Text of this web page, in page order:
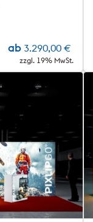
ab 3.290,00 €
zzgl. 19% MwSt.